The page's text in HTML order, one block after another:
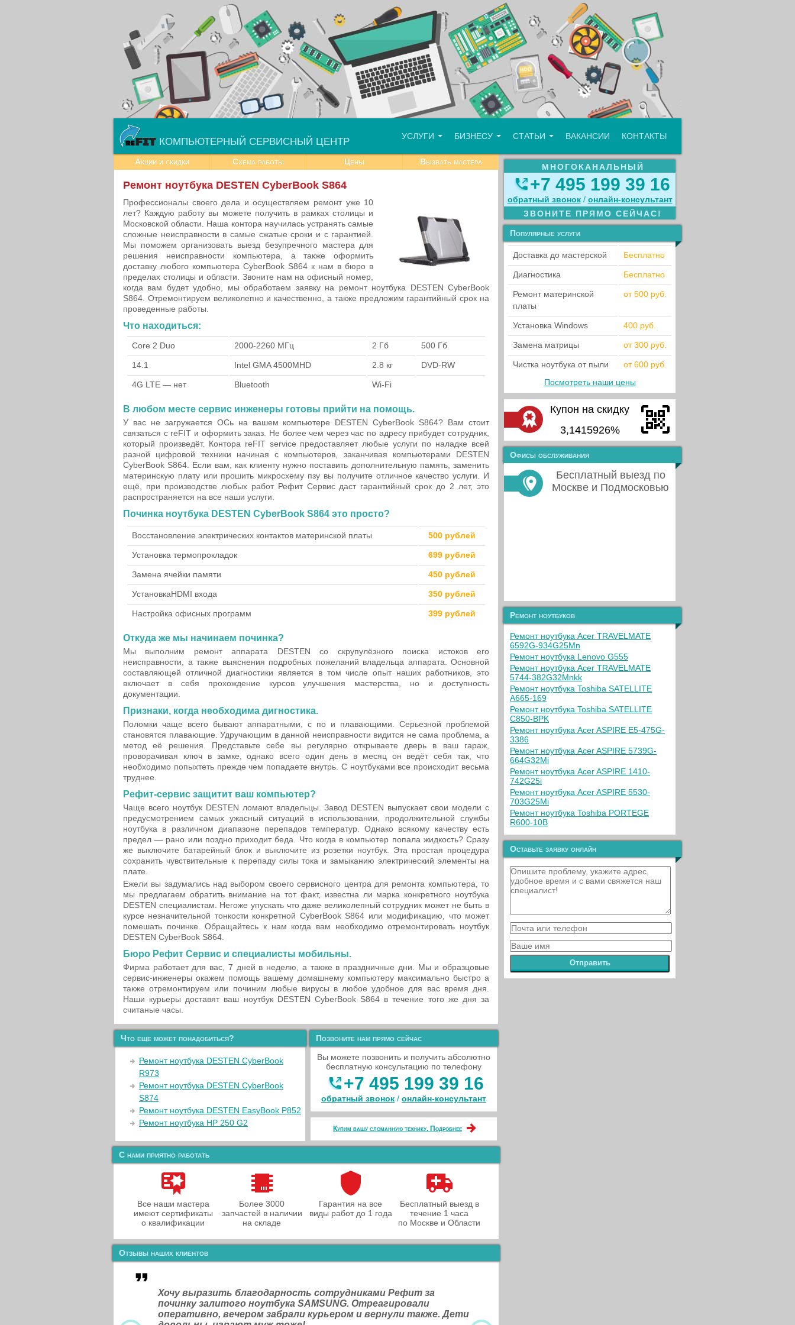
КОМПЬЮТЕРНЫЙ СЕРВИСНЫЙ ЦЕНТР УСЛУГИ БИЗНЕСУ СТАТЬИ ВАКАНСИИ КОНТАКТЫ
Акции и скидки Схема работы Цены Вызвать мастера
Ремонт ноутбука DESTEN CyberBook S864
Профессионалы своего дела и осуществляем ремонт уже 10
лет? Каждую работу вы можете получить в рамках столицы и
Московской области. Наша контора научилась устранять самые
сложные неисправности в самые сжатые сроки и с гарантией.
Мы поможем организовать выезд безупречного мастера для
решения неисправности компьютера, а также оформить
доставку любого компьютера CyberBook S864 к нам в бюро в
пределах столицы и области. Звоните нам на офисный номер,
когда вам будет удобно, мы обработаем заявку на ремонт ноутбука DESTEN CyberBook
S864. Отремонтируем великолепно и качественно, а также предложим гарантийный срок на
проведенные работы.
Что находиться:
Core 2 Duo 2000-2260 МГц 2 Гб 500 Гб
14.1 Intel GMA 4500MHD 2.8 кг DVD-RW
4G LTE — нет Bluetooth Wi-Fi
В любом месте сервис инженеры готовы прийти на помощь.
У вас не загружается ОСь на вашем компьютере DESTEN CyberBook S864? Вам стоит
связаться с reFIT и оформить заказ. Не более чем через час по адресу прибудет сотрудник,
который произведёт. Контора reFIT service предоставляет любые услуги по наладке всей
разной цифровой техники начиная с компьютеров, заканчивая компьютерами DESTEN
CyberBook S864. Если вам, как клиенту нужно поставить дополнительную память, заменить
материнскую плату или прошить микросхему пзу вы получите отличное качество услуги. И
ещё, при производстве любых работ Рефит Сервис даст гарантийный срок до 2 лет, это
распространяется на все наши услуги.
Починка ноутбука DESTEN CyberBook S864 это просто?
Восстановление электрических контактов материнской платы 500 рублей
Установка термопрокладок 699 рублей
Замена ячейки памяти 450 рублей
УстановкаHDMI входа 350 рублей
Настройка офисных программ 399 рублей
Откуда же мы начинаем починка?
Мы выполним ремонт аппарата DESTEN со скрупулёзного поиска истоков его
неисправности, а также выяснения подробных пожеланий владельца аппарата. Основной
составляющей отличной диагностики является в том числе опыт наших работников, это
включает в себя прохождение курсов улучшения мастерства, но и доступность
документации.
Признаки, когда необходима дигностика.
Поломки чаще всего бывают аппаратными, с по и плавающими. Серьезной проблемой
становятся плавающие. Удручающим в данной неисправности видится не сама проблема, а
метод её решения. Представьте себе вы регулярно открываете дверь в ваш гараж,
проворачивая ключ в замке, однако всего один день в месяц он ведёт себя так, что
необходимо попыхтеть прежде чем попадаете внутрь. С ноутбуками все происходит весьма
труднее.
Рефит-сервис защитит ваш компьютер?
Чаще всего ноутбук DESTEN ломают владельцы. Завод DESTEN выпускает свои модели с
предусмотрением самых ужасный ситуаций в использовании, продолжительной службы
ноутбука в различном диапазоне перепадов температур. Однако всякому качеству есть
предел — рано или поздно приходит беда. Что когда в компьютер попала жидкость? Сразу
же выключите батарейный блок и выключите из розетки ноутбук. Эта простая процедура
сохранить чувствительные к перепаду силы тока и замыканию электрический элементы на
плате.
Ежели вы задумались над выбором своего сервисного центра для ремонта компьютера, то
мы предлагаем обратить внимание на тот факт, известна ли марка конкретного ноутбука
DESTEN специалистам. Негоже упускать что даже великолепный сотрудник может не быть в
курсе незначительной тонкости конкретной CyberBook S864 или модификацию, что может
помешать починке. Обращайтесь к нам когда вам необходимо отремонтировать ноутбук
DESTEN CyberBook S864.
Бюро Рефит Сервис и специалисты мобильны.
Фирма работает для вас, 7 дней в неделю, а также в праздничные дни. Мы и образцовые
сервис-инженеры окажем помощь вашему домашнему компьютеру максимально быстро а
также отремонтируем или починим любые вирусы в любое удобное для вас время дня.
Наши курьеры доставят ваш ноутбук DESTEN CyberBook S864 в течение того же дня за
считаные часы.
Что еще может понадобиться?
Ремонт ноутбука DESTEN CyberBook
R973
Ремонт ноутбука DESTEN CyberBook
S874
Ремонт ноутбука DESTEN EasyBook P852
Ремонт ноутбука HP 250 G2
Позвоните нам прямо сейчас
Вы можете позвонить и получить абсолютно
бесплатную консультацию по телефону
+7 495 199 39 16
обратный звонок / онлайн‑консультант
Купим вашу сломанную технику. Подробнее
С нами приятно работать
Все наши мастера
имеют сертификаты
о квалификации
Более 3000
запчастей в наличии
на складе
Гарантия на все
виды работ до 1 года
Бесплатный выезд в
течение 1 часа
по Москве и Области
Отзывы наших клиентов
Хочу выразить благодарность сотрудниками Рефит за
починку залитого ноутбука SAMSUNG. Отреагировали
оперативно, вечером забрали курьером и вернули также. Дети
МНОГОКАНАЛЬНЫЙ
+7 495 199 39 16
обратный звонок / онлайн‑консультант
ЗВОНИТЕ ПРЯМО СЕЙЧАС!
Популярные услуги
Доставка до мастерской Бесплатно
Диагностика Бесплатно
Ремонт материнской
платы
от 500 руб.
Установка Windows 400 руб.
Замена матрицы от 300 руб.
Чистка ноутбука от пыли
от 600 руб.
Посмотреть наши цены
Купон на скидку
3,1415926%
Офисы обслуживания
Бесплатный выезд по
Москве и Подмосковью
Ремонт ноутбуков
Ремонт ноутбука Acer TRAVELMATE
6592G-934G25Mn
Ремонт ноутбука Lenovo G555
Ремонт ноутбука Acer TRAVELMATE
5744-382G32Mnkk
Ремонт ноутбука Toshiba SATELLITE
A665-169
Ремонт ноутбука Toshiba SATELLITE
C850-BPK
Ремонт ноутбука Acer ASPIRE E5-475G-
3386
Ремонт ноутбука Acer ASPIRE 5739G-
664G32Mi
Ремонт ноутбука Acer ASPIRE 1410-
742G25i
Ремонт ноутбука Acer ASPIRE 5530-
703G25Mi
Ремонт ноутбука Toshiba PORTEGE
R600-10B
Оставьте заявку онлайн
Отправить